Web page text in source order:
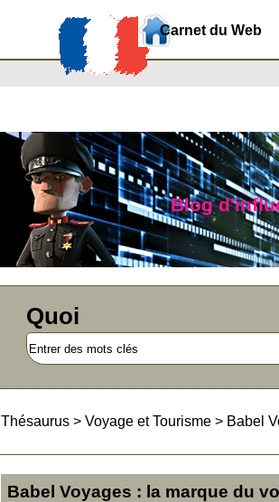
Carnet du Web
Blog
Quoi
Thésaurus > Voyage et Tourisme > Babel
Babel Voyages : la marque du